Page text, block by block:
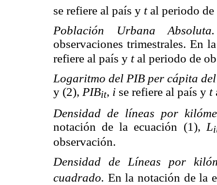
se refiere al país y t al periodo
Población Urbana
observaciones trimestrales. En
refiere al país y t al periodo de
Logaritmo del PIB per cápita
y (2), PIBit, i se refiere al país y t
Densidad de líneas por
notación de la ecuación (1), L
observación.
Densidad de Líneas por
cuadrado. En la notación de la